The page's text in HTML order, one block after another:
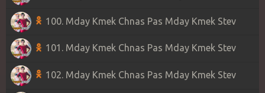
100. Mday Kmek Chnas Pas Mday Kmek Stev
101. Mday Kmek Chnas Pas Mday Kmek Stev
102. Mday Kmek Chnas Pas Mday Kmek Stev